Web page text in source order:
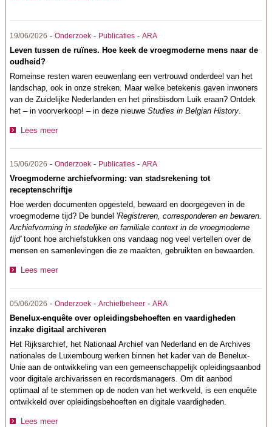
19/06/2026 -Onderzoek - Publicaties -ARA
Leven tussen de ruïnes. Hoe keek de vroegmoderne mens naar de
oudheid?
Romeinse resten waren eeuwenlang een vertrouwd onderdeel van het
landschap, ook in onze streken. Maar welke betekenis gaven inwoners
van de Zuidelijke Nederlanden en het prinsbisdom Luik eraan? Ontdek
het – in voorverkoop! – in deze nieuweStudies in Belgian History.
Lees meer
15/06/2026 -Onderzoek - Publicaties -ARA
Vroegmoderne archiefvorming: van stadsrekening tot
receptenschriftje
Hoe werden documenten opgesteld, bewaard en doorgegeven in de
vroegmoderne tijd? De bundel 'Registreren, corresponderen en bewaren.
Archiefvorming in stedelijke en familiale context in de vroegmoderne
tijd'toont hoe archiefstukken ons vandaag nog veel vertellen over de
mensen en samenlevingen die ze maakten, gebruikten en bewaarden.
Lees meer
05/06/2026 -Onderzoek -Archiefbeheer -ARA
Benelux-enquête over opleidingsbehoeften en vaardigheden
inzake digitaal archiveren
Het Rijksarchief, het Nationaal Archief van Nederland en de Archives
nationales de Luxembourg werken binnen het kader van de Benelux-
Unie aan de ontwikkeling van een gemeenschappelijk opleidingsaanbod
voor digitale archivarissen en recordsmanagers. Om dit aanbod
optimaal af te stemmen op de noden van het werkveld, is een enquête
ontwikkeld over opleidingsbehoeften en digitale vaardigheden.
Lees meer